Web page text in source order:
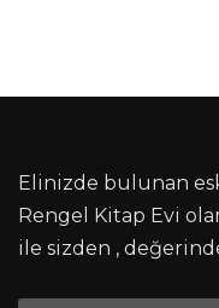
Elinizde bulunan
Rengel Kitap Evi
ile sizden ,